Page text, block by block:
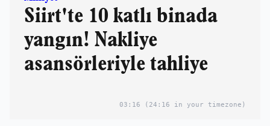
Siirt'te 10 katlı binada
yangın! Nakliye
asansörleriyle tahliye
03:16 (24:16 in your timezone)